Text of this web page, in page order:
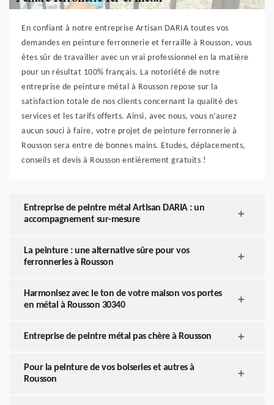
En confiant à notre entreprise Artisan DARIA toutes vos
demandes en peinture ferronnerie et ferraille à Rousson, vous
êtes sûr de travailler avec un vrai professionnel en la matière
pour un résultat 100% français. La notoriété de notre
entreprise de peinture métal à Rousson repose sur la
satisfaction totale de nos clients concernant la qualité des
services et les tarifs offerts. Ainsi, avec nous, vous n’aurez
aucun souci à faire, votre projet de peinture ferronnerie à
Rousson sera entre de bonnes mains. Etudes, déplacements,
conseils et devis à Rousson entièrement gratuits !
Entreprise de peintre métal Artisan DARIA : un
accompagnement sur-mesure
La peinture : une alternative sûre pour vos
ferronneries à Rousson
Harmonisez avec le ton de votre maison vos portes
en métal à Rousson 30340
Entreprise de peintre métal pas chère à Rousson
Pour la peinture de vos boiseries et autres à
Rousson